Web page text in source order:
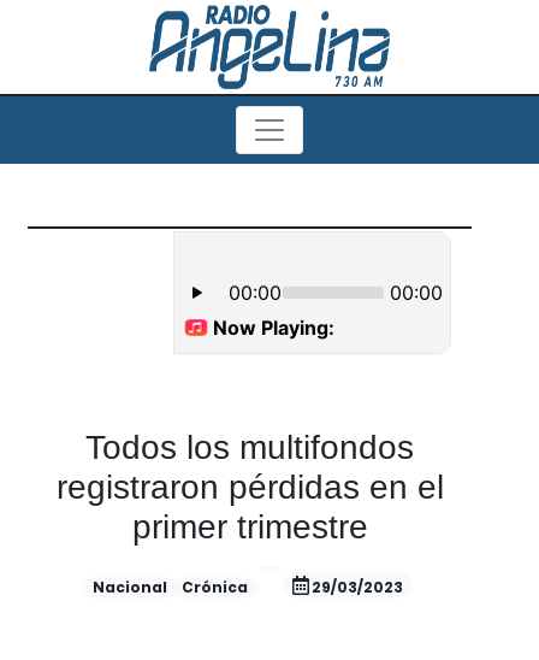
Todos los multifondos
registraron pérdidas en el
primer trimestre
Nacional Crónica 29/03/2023